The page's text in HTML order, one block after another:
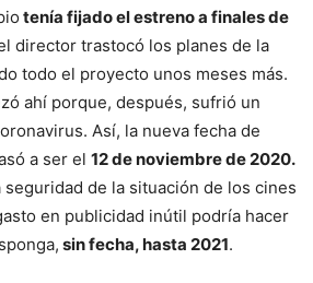
tenía fijado el estreno a finales de
director trastocó los planes de la
todo el proyecto unos meses más.
ahí porque, después, sufrió un
Así, la nueva fecha de
a ser el 12 de noviembre de 2020.
seguridad de la situación de los cines
en publicidad inútil podría hacer
sin fecha, hasta 2021.